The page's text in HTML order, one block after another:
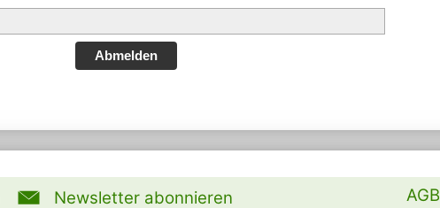
Abmelden
Newsletter abonnieren AGB